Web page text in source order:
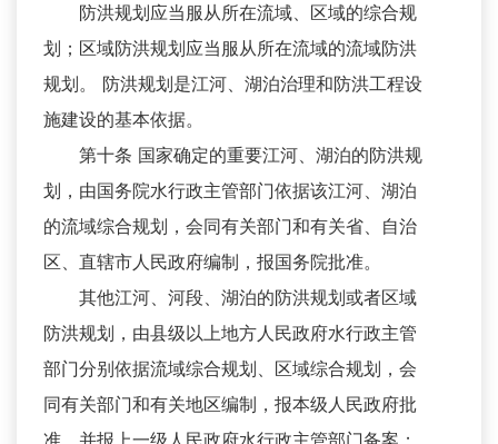
防洪规划应当服从所在流域、区域的综合规
划；区域防洪规划应当服从所在流域的流域防洪
规划。 防洪规划是江河、湖泊治理和防洪工程设
施建设的基本依据。
第十条 国家确定的重要江河、湖泊的防洪规
划，由国务院水行政主管部门依据该江河、湖泊
的流域综合规划，会同有关部门和有关省、自治
区、直辖市人民政府编制，报国务院批准。
其他江河、河段、湖泊的防洪规划或者区域
防洪规划，由县级以上地方人民政府水行政主管
部门分别依据流域综合规划、区域综合规划，会
同有关部门和有关地区编制，报本级人民政府批